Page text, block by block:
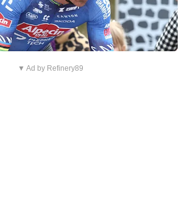
▼ Ad by Refinery89